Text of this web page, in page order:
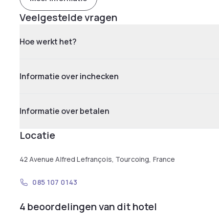
Veelgestelde vragen
Hoe werkt het?
Informatie over inchecken
Informatie over betalen
Locatie
42 Avenue Alfred Lefrançois, Tourcoing, France
085 107 0143
4 beoordelingen van dit hotel